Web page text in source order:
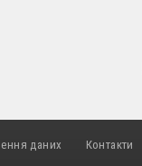
даних Контакти